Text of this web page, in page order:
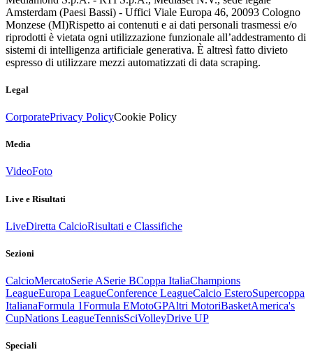
Amsterdam (Paesi Bassi) - Uffici Viale Europa 46, 20093 Cologno
Monzese (MI)Rispetto ai contenuti e ai dati personali trasmessi e/o
riprodotti è vietata ogni utilizzazione funzionale all’addestramento di
sistemi di intelligenza artificiale generativa. È altresì fatto divieto
espresso di utilizzare mezzi automatizzati di data scraping.
Legal
CorporatePrivacy PolicyCookie Policy
Media
VideoFoto
Live e Risultati
LiveDiretta CalcioRisultati e Classifiche
Sezioni
CalcioMercatoSerie ASerie BCoppa ItaliaChampions
LeagueEuropa LeagueConference LeagueCalcio EsteroSupercoppa
ItalianaFormula 1Formula EMotoGPAltri MotoriBasketAmerica's
CupNations LeagueTennisSciVolleyDrive UP
Speciali